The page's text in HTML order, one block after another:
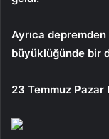
Ayrıca
büyüklüğünde bir
23 Temmuz